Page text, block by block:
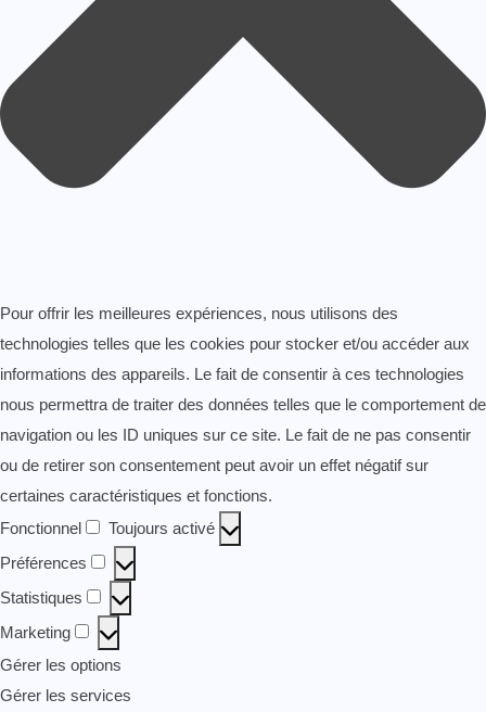
Pour offrir les meilleures expériences, nous utilisons des
technologies telles que les cookies pour stocker et/ou accéder aux
informations des appareils. Le fait de consentir à ces technologies
nous permettra de traiter des données telles que le comportement de
navigation ou les ID uniques sur ce site. Le fait de ne pas consentir
ou de retirer son consentement peut avoir un effet négatif sur
certaines caractéristiques et fonctions.
Fonctionnel
Fonctionnel
Toujours activé
Préférences
Préférences
Statistiques
Statistiques
Marketing
Marketing
Gérer les options
Gérer les services